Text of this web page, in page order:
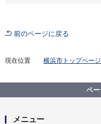
前のページに戻る
現在位置 横浜市トップページ
保土ケ谷区「疾病
保つために」を開
ペ
メニュー